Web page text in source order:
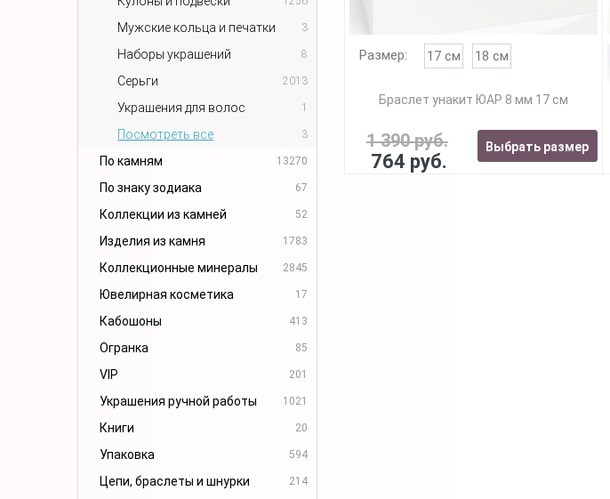
Мужские кольца и печатки 3
Наборы украшений 8
Серьги 2013
Украшения для волос 1
Посмотреть все 3
По камням 13270
По знаку зодиака 67
Коллекции из камней 52
Изделия из камня 1783
Коллекционные минералы 2845
Ювелирная косметика 17
Кабошоны 413
Огранка 85
VIP 201
Украшения ручной работы 1021
Книги 20
Упаковка 594
Цепи, браслеты и шнурки 214
Размер: 17 см 18 см
Браслет унакит ЮАР 8 мм 17 см
1 390 руб.
764 руб.
Выбрать размер